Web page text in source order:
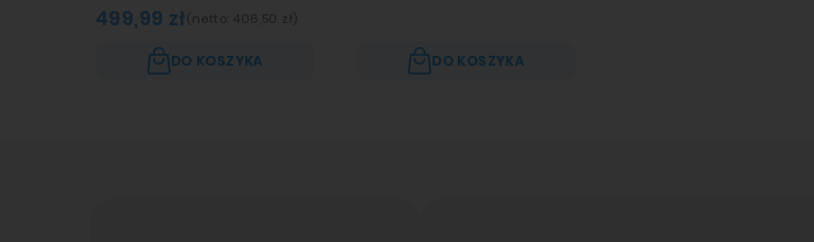
499,99 zł(netto: 406,50 zł
DO KOSZYKA DO KOSZYKA